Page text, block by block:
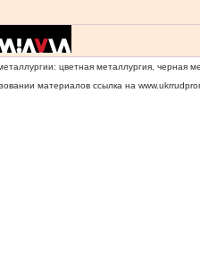
цветная металлургия, черная
материалов ссылка на